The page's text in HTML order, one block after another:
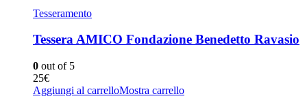
Tesseramento
Tessera AMICO Fondazione Benedetto Ravasio
0 out of 5
25€
Aggiungi al carrelloMostra carrello